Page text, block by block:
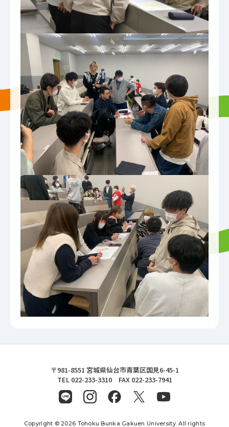
東北文化学園大学
〒981-8551 宮城県仙台市青葉区国見6-45-1
TEL 022-233-3310 FAX 022-233-7941
Copyright © 2026 Tohoku Bunka Gakuen University. All rights